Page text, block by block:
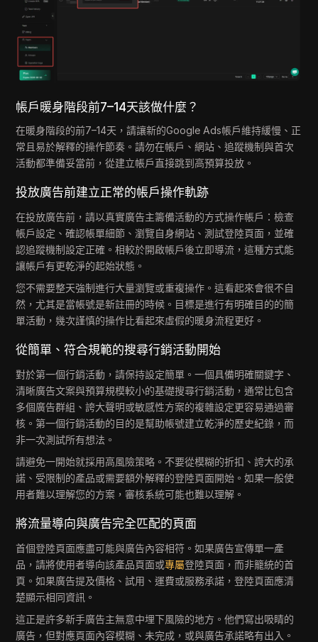
帳戶暖身階段前7–14天該做什麼？
在暖身階段的前7–14天，請讓新的Google Ads帳戶維持緩慢、正
常且易於解釋的操作節奏。請勿在帳戶、網站、追蹤機制與首次
活動都準備妥當前，從建立帳戶直接跳到高預算投放。
投放廣告前建立正常的帳戶操作軌跡
在投放廣告前，請以真實廣告主籌備活動的方式操作帳戶：檢查
帳戶設定、確認帳單細節、瀏覽自身網站、測試登陸頁面，並確
認追蹤機制設定正確。相較於開啟帳戶後立即導流，這種方式能
讓帳戶有更乾淨的起始狀態。
您不需要整天強制進行大量瀏覽或重複操作。這看起來會很不自
然，尤其是當帳號是新註冊的時候。目標是進行有明確目的的簡
單活動，幾次謹慎的操作比看起來虛假的暖身流程更好。
從簡單、符合規範的搜尋行銷活動開始
對於第一個行銷活動，請保持設定簡單。一個具備明確關鍵字、
清晰廣告文案與預算規模較小的基礎搜尋行銷活動，通常比包含
多個廣告群組、誇大聲明或敏感性方案的複雜設定更容易通過審
核。第一個行銷活動的目的是幫助帳號建立乾淨的歷史紀錄，而
非一次測試所有想法。
請避免一開始就採用高風險策略。不要從模糊的折扣、誇大的承
諾、受限制的產品或需要額外解釋的登陸頁面開始。如果一般使
用者難以理解您的方案，審核系統可能也難以理解。
將流量導向與廣告完全匹配的頁面
首個登陸頁面應盡可能與廣告內容相符。如果廣告宣傳單一產
品，請將使用者導向該產品頁面或專屬登陸頁面，而非籠統的首
頁。如果廣告提及價格、試用、運費或服務承諾，登陸頁面應清
楚顯示相同資訊。
這正是許多新手廣告主無意中埋下風險的地方。他們寫出吸睛的
廣告，但對應頁面內容模糊、未完成，或與廣告承諾略有出入。